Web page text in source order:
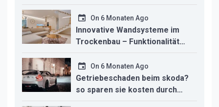
Innenausbau revolutionieren
On 6 Monaten Ago
Innovative Wandsysteme im
Trockenbau – Funktionalität
trifft modernes Design
On 6 Monaten Ago
Getriebeschaden beim skoda?
so sparen sie kosten durch
professionelle instandsetzung